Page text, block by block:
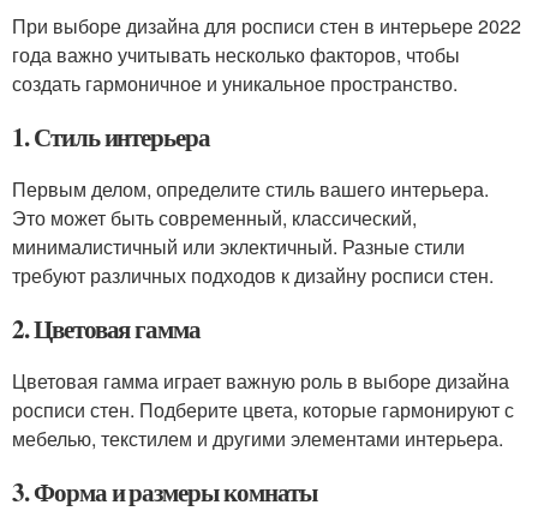
При выборе дизайна для росписи стен в интерьере 2022
года важно учитывать несколько факторов, чтобы
создать гармоничное и уникальное пространство.
1. Стиль интерьера
Первым делом, определите стиль вашего интерьера.
Это может быть современный, классический,
минималистичный или эклектичный. Разные стили
требуют различных подходов к дизайну росписи стен.
2. Цветовая гамма
Цветовая гамма играет важную роль в выборе дизайна
росписи стен. Подберите цвета, которые гармонируют с
мебелью, текстилем и другими элементами интерьера.
3. Форма и размеры комнаты